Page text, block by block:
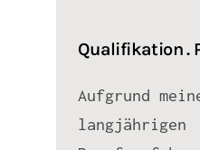
Qualifikation .
Aufgrund
langjährigen